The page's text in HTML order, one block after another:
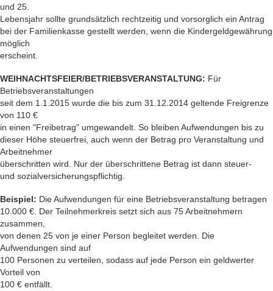
und 25.
Lebensjahr sollte grundsätzlich rechtzeitig und vorsorglich ein Antrag
bei der Familienkasse gestellt werden, wenn die Kindergeldgewährung
möglich
erscheint.
WEIHNACHTSFEIER/BETRIEBSVERANSTALTUNG: Für
Betriebsveranstaltungen
seit dem 1.1.2015 wurde die bis zum 31.12.2014 geltende Freigrenze
von 110 €
in einen "Freibetrag" umgewandelt. So bleiben Aufwendungen bis zu
dieser Höhe steuerfrei, auch wenn der Betrag pro Veranstaltung und
Arbeitnehmer
überschritten wird. Nur der überschrittene Betrag ist dann steuer-
und sozialversicherungspflichtig.
Beispiel: Die Aufwendungen für eine Betriebsveranstaltung betragen
10.000 €. Der Teilnehmerkreis setzt sich aus 75 Arbeitnehmern
zusammen,
von denen 25 von je einer Person begleitet werden. Die
Aufwendungen sind auf
100 Personen zu verteilen, sodass auf jede Person ein geldwerter
Vorteil von
100 € entfällt.